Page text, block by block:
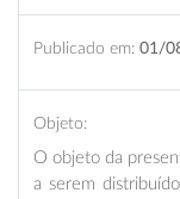
Publicado em: 01/
Objeto:
O objeto da
a serem